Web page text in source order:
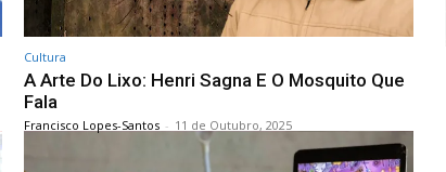
Cultura
A Arte Do Lixo: Henri Sagna E O Mosquito Que
Fala
Francisco Lopes-Santos - 11 de Outubro, 2025